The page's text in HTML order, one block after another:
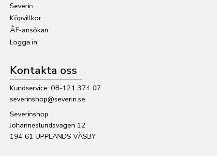
Severin
Köpvillkor
ÅF-ansökan
Logga in
Kontakta oss
Kundservice: 08-121 374 07
severinshop@severin.se
Severinshop
Johanneslundsvägen 12
194 61 UPPLANDS VÄSBY